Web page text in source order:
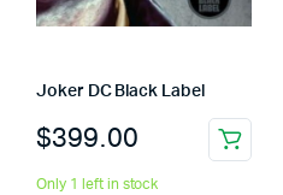
Joker DC Black Label
$399.00
Only 1 left in stock